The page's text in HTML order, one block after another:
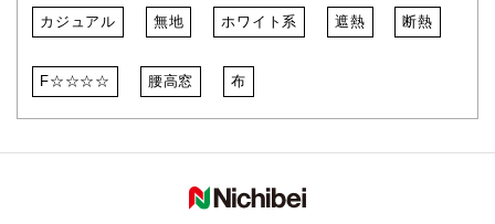
カジュアル 無地 ホワイト系 遮熱 断熱
F☆☆☆☆ 腰高窓 布